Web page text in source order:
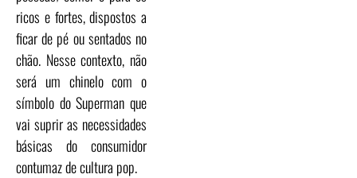
ricos e fortes, dispostos a
ficar de pé ou sentados no
chão. Nesse contexto, não
será um chinelo com o
símbolo do Superman que
vai suprir as necessidades
básicas do consumidor
contumaz de cultura pop.